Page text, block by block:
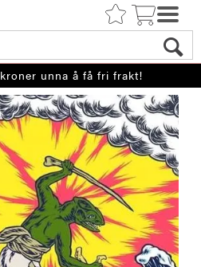
kroner unna å få fri frakt!